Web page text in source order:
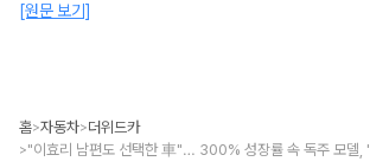
[원문 보기]
홈>자동차>더위드카
>